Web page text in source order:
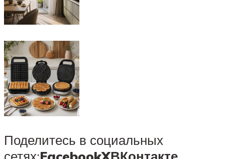
Поделитесь в социальных